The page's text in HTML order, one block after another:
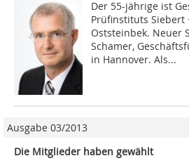
Der 55-jährige ist
Prüfinstituts Siebert
Oststeinbek. Neuer
Schamer,
in Hannover. Als...
Ausgabe 03/2013
Die Mitglieder haben gewählt